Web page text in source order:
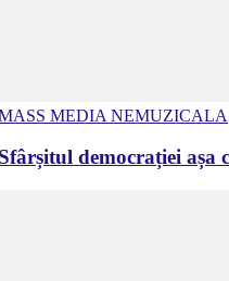
MEDIA NEMUZICALA
Sfârșitul democrației așa